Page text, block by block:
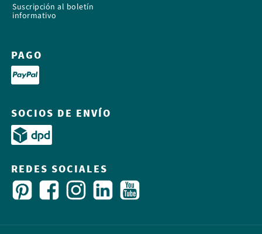
Suscripción al boletín
informativo
PAGO
SOCIOS DE ENVÍO
REDES SOCIALES